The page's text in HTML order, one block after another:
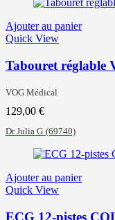
Ajouter au panier
Quick View
Tabouret réglable
VOG Médical
129,00 €
Dr Julia G (69740)
Ajouter au panier
Quick View
ECG 12-pistes